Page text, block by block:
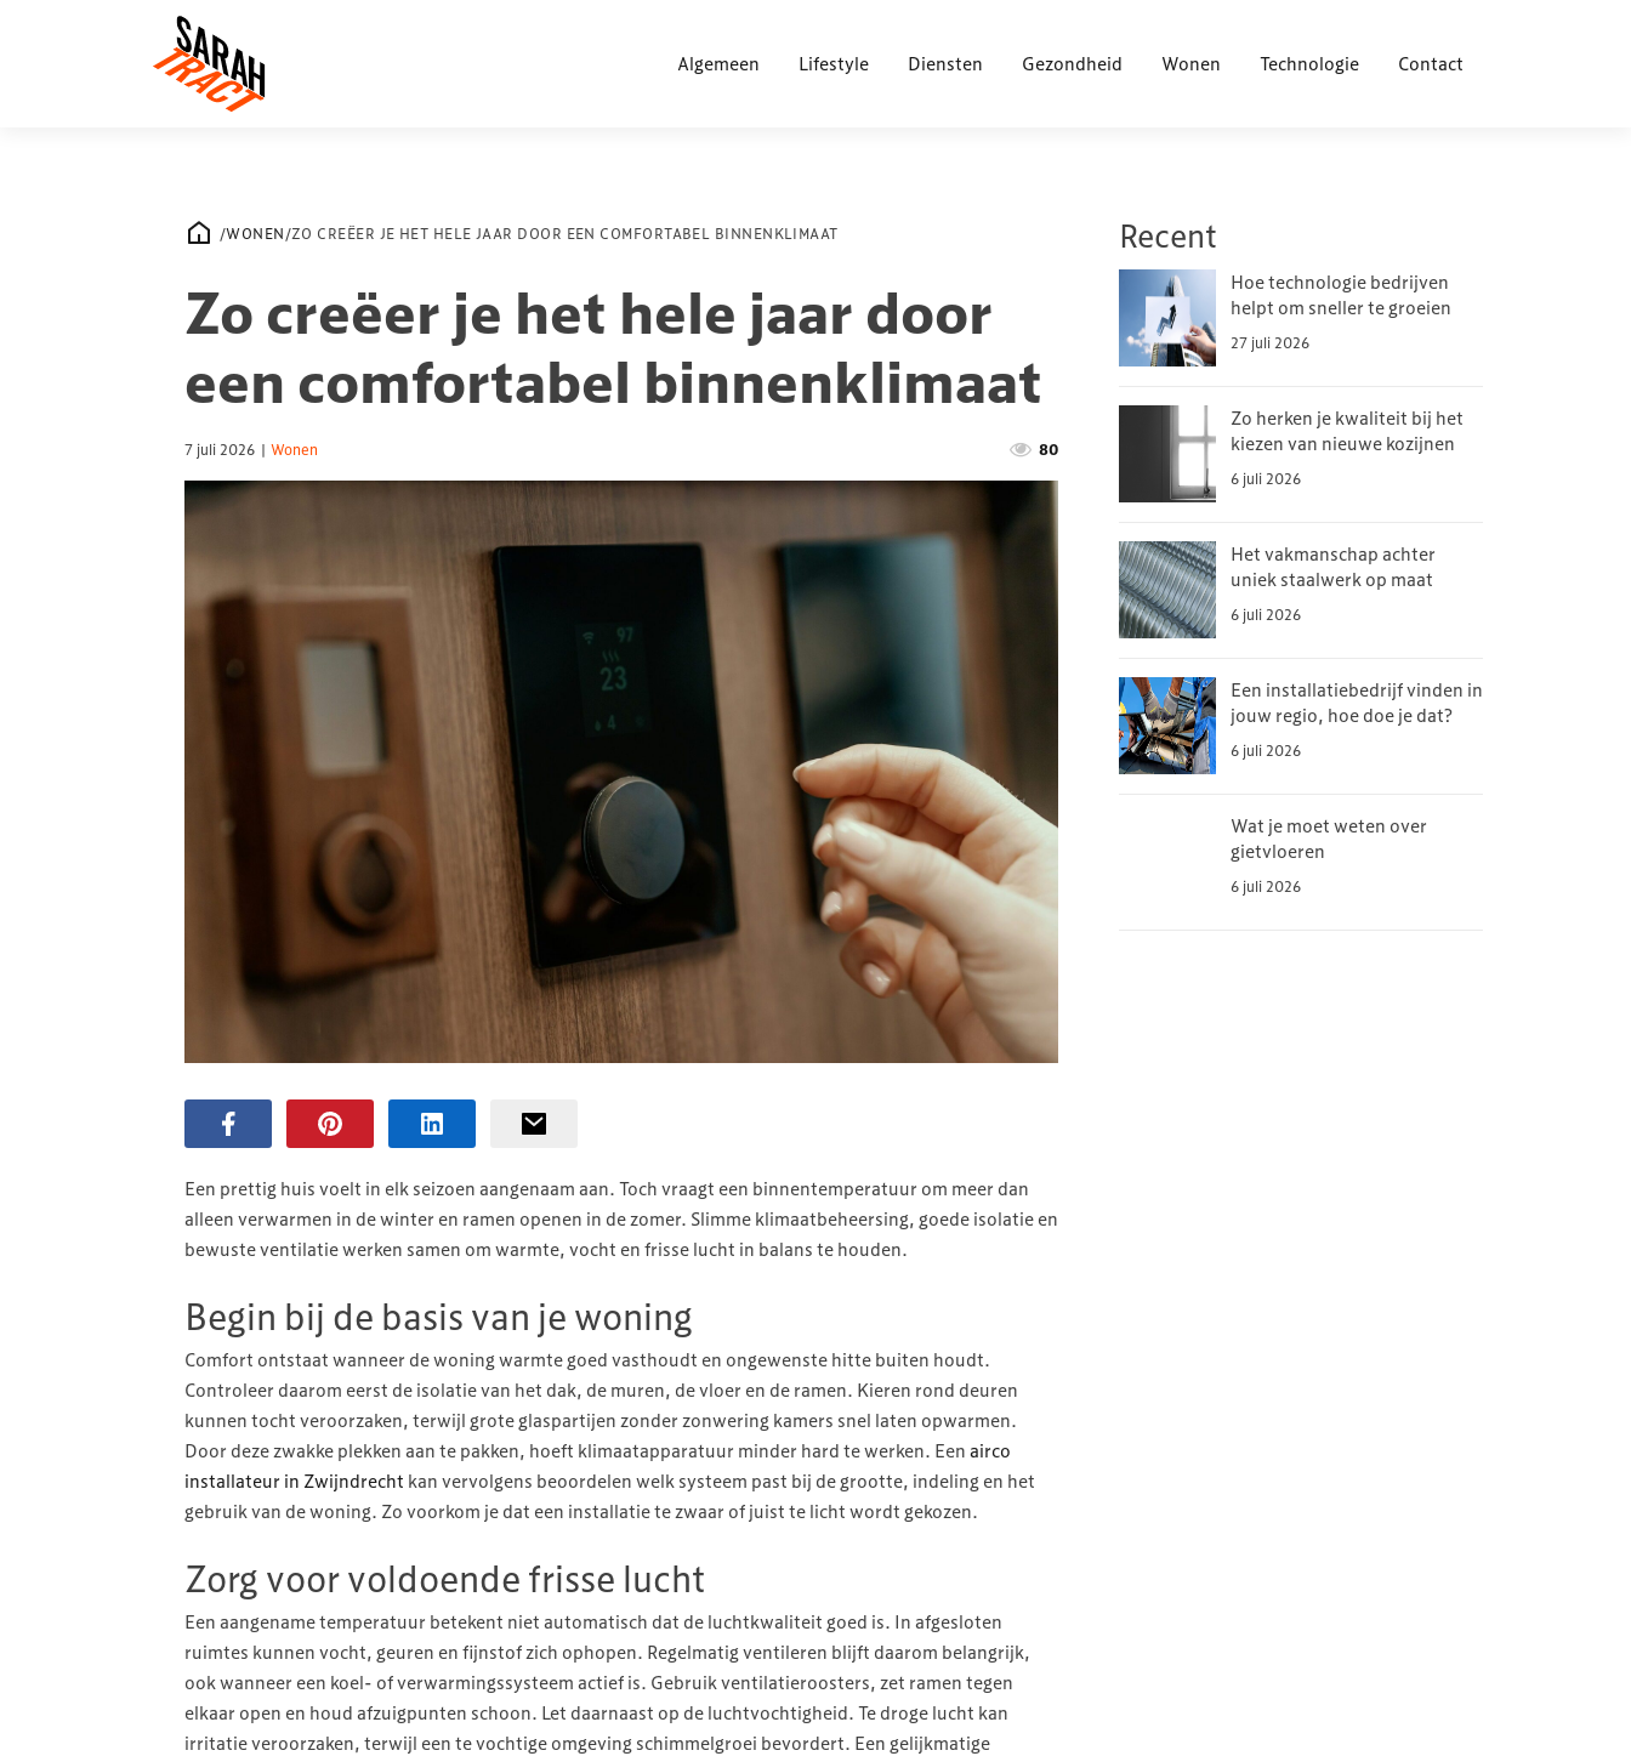
Algemeen Lifestyle Diensten Gezondheid Wonen Technologie Contact
/WONEN/ZO CREËER JE HET HELE JAAR DOOR EEN COMFORTABEL BINNENKLIMAAT
Zo creëer je het hele jaar door
een comfortabel binnenklimaat
7 juli 2026 | Wonen 80
Een prettig huis voelt in elk seizoen aangenaam aan. Toch vraagt een binnentemperatuur om meer dan
alleen verwarmen in de winter en ramen openen in de zomer. Slimme klimaatbeheersing, goede isolatie en
bewuste ventilatie werken samen om warmte, vocht en frisse lucht in balans te houden.
Begin bij de basis van je woning
Comfort ontstaat wanneer de woning warmte goed vasthoudt en ongewenste hitte buiten houdt.
Controleer daarom eerst de isolatie van het dak, de muren, de vloer en de ramen. Kieren rond deuren
kunnen tocht veroorzaken, terwijl grote glaspartijen zonder zonwering kamers snel laten opwarmen.
Door deze zwakke plekken aan te pakken, hoeft klimaatapparatuur minder hard te werken. Een airco
installateur in Zwijndrecht kan vervolgens beoordelen welk systeem past bij de grootte, indeling en het
gebruik van de woning. Zo voorkom je dat een installatie te zwaar of juist te licht wordt gekozen.
Zorg voor voldoende frisse lucht
Een aangename temperatuur betekent niet automatisch dat de luchtkwaliteit goed is. In afgesloten
ruimtes kunnen vocht, geuren en fijnstof zich ophopen. Regelmatig ventileren blijft daarom belangrijk,
ook wanneer een koel- of verwarmingssysteem actief is. Gebruik ventilatieroosters, zet ramen tegen
elkaar open en houd afzuigpunten schoon. Let daarnaast op de luchtvochtigheid. Te droge lucht kan
irritatie veroorzaken, terwijl een te vochtige omgeving schimmelgroei bevordert. Een gelijkmatige
Recent
Hoe technologie bedrijven
helpt om sneller te groeien
27 juli 2026
Zo herken je kwaliteit bij het
kiezen van nieuwe kozijnen
6 juli 2026
Het vakmanschap achter
uniek staalwerk op maat
6 juli 2026
Een installatiebedrijf vinden in
jouw regio, hoe doe je dat?
6 juli 2026
Wat je moet weten over
gietvloeren
6 juli 2026